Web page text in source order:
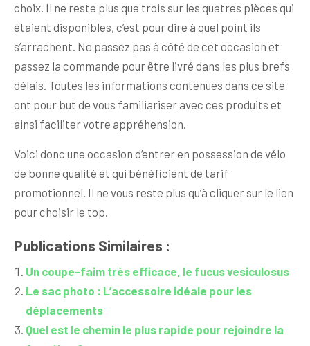
choix. Il ne reste plus que trois sur les quatres pièces qui
étaient disponibles, c’est pour dire à quel point ils
s’arrachent. Ne passez pas à côté de cet occasion et
passez la commande pour être livré dans les plus brefs
délais. Toutes les informations contenues dans ce site
ont pour but de vous familiariser avec ces produits et
ainsi faciliter votre appréhension.
Voici donc une occasion d’entrer en possession de vélo
de bonne qualité et qui bénéficient de tarif
promotionnel. Il ne vous reste plus qu’à cliquer sur le lien
pour choisir le top.
Publications Similaires :
Un coupe-faim très efficace, le fucus vesiculosus
Le sac photo : L’accessoire idéale pour les
déplacements
Quel est le chemin le plus rapide pour rejoindre la